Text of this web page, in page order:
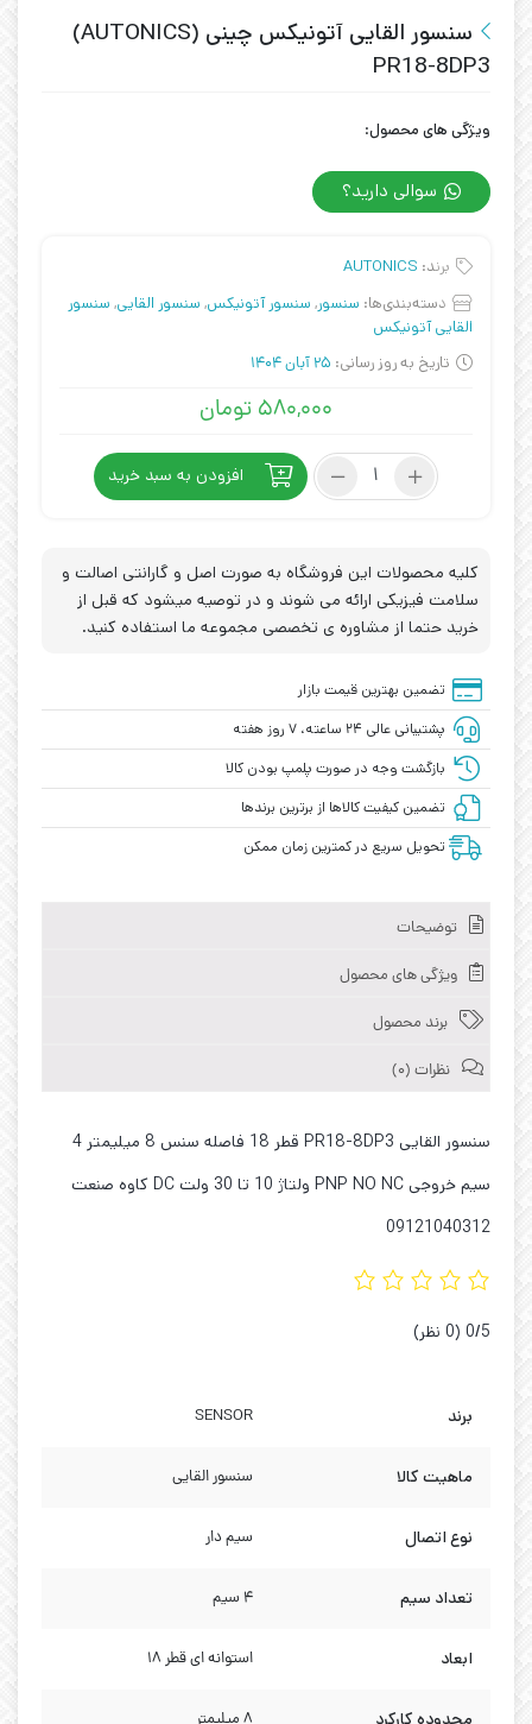
سنسور القایی آتونیکس چینی (AUTONICS)
PR18-8DP3
ویژگی های محصول:
سوالی دارید؟
برند: AUTONICS
دسته‌بندی‌ها: سنسور, سنسور آتونیکس, سنسور القایی, سنسور
القایی آتونیکس
تاریخ به روز رسانی: 25 آبان 1404
۵۸۰,۰۰۰ تومان
سنسور
(AUTONICS)
PR18-
8DP3
عدد
افزودن به سبد خرید
کلیه محصولات این فروشگاه به صورت اصل و گارانتی اصالت و
سلامت فیزیکی ارائه می شوند و در توصیه میشود که قبل از
خرید حتما از مشاوره ی تخصصی مجموعه ما استفاده کنید.
تضمین بهترین قیمت بازار
پشتیبانی عالی ۲۴ ساعته، ۷ روز هفته
بازگشت وجه در صورت پلمپ بودن کالا
تضمین کیفیت کالاها از برترین برندها
تحویل سریع در کمترین زمان ممکن
توضیحات
ویژگی های محصول
برند محصول
نظرات (0)
سنسور القایی PR18-8DP3 قطر 18 فاصله سنس 8 میلیمتر 4
سیم خروجی PNP NO NC ولتاژ 10 تا 30 ولت DC کاوه صنعت
09121040312
‫0/5 ‫(0 نظر)
برند SENSOR
ماهیت کالا سنسور القایی
نوع اتصال سیم دار
تعداد سیم 4 سیم
ابعاد استوانه ای قطر 18
محدوده کارکرد 8 میلیمتر